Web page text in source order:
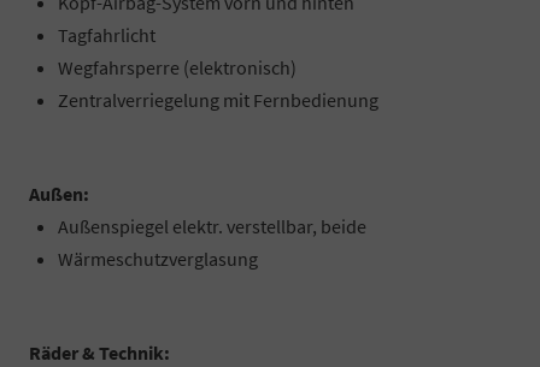
Tagfahrlicht
Wegfahrsperre (elektronisch)
Zentralverriegelung mit Fernbedienung
Außen:
Außenspiegel elektr. verstellbar, beide
Wärmeschutzverglasung
Räder & Technik: